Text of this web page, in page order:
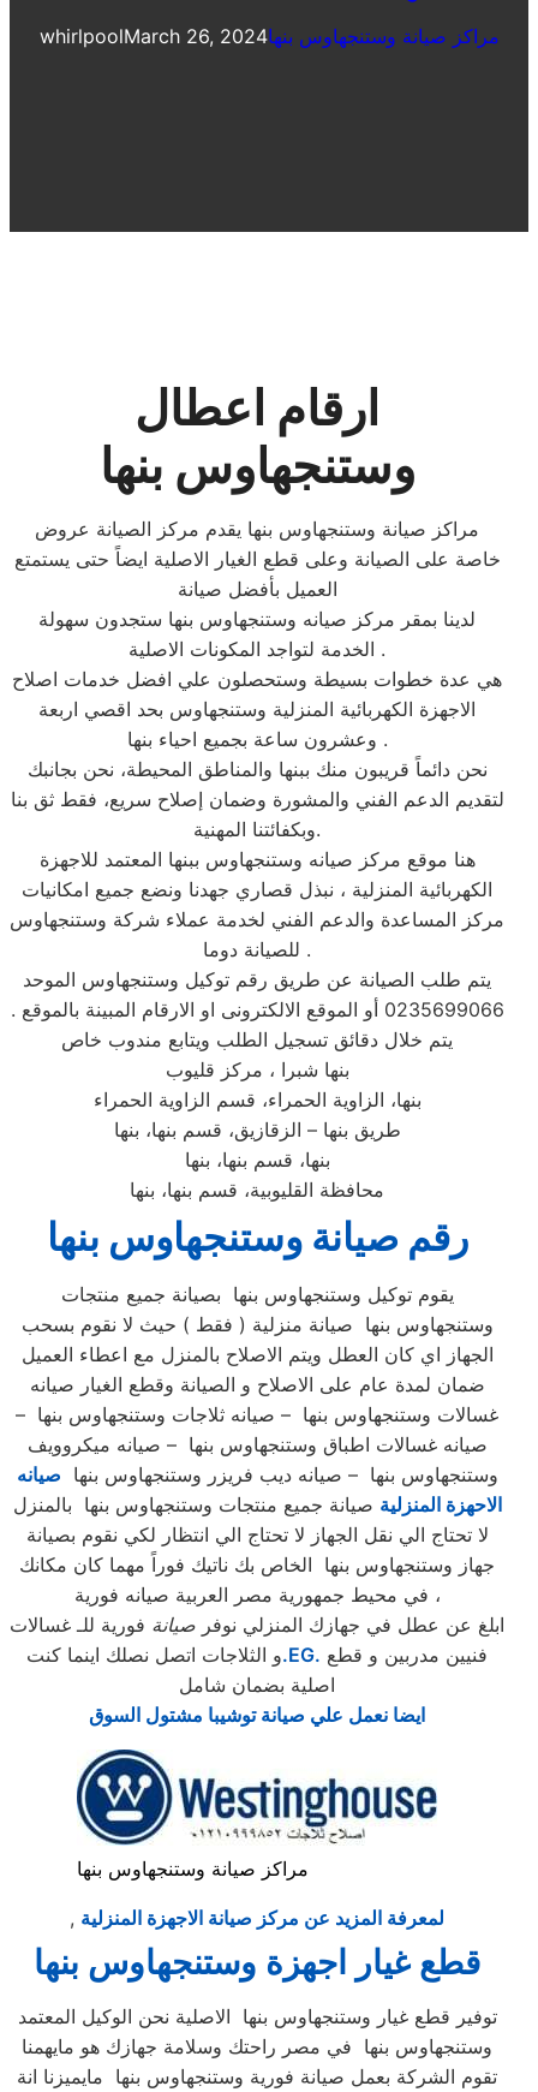
whirlpoolMarch 26, 2024مراكز صيانة وستنجهاوس بنها
ارقام اعطال
وستنجهاوس بنها
مراكز صيانة وستنجهاوس بنها يقدم مركز الصيانة عروض
خاصة على الصيانة وعلى قطع الغيار الاصلية ايضاً حتى يستمتع
العميل بأفضل صيانة
لدينا بمقر مركز صيانه وستنجهاوس بنها ستجدون سهولة
الخدمة لتواجد المكونات الاصلية .
هي عدة خطوات بسيطة وستحصلون علي افضل خدمات اصلاح
الاجهزة الكهربائية المنزلية وستنجهاوس بحد اقصي اربعة
وعشرون ساعة بجميع احياء بنها .
نحن دائماً قريبون منك ببنها والمناطق المحيطة، نحن بجانبك
لتقديم الدعم الفني والمشورة وضمان إصلاح سريع، فقط ثق بنا
وبكفائتنا المهنية.
هنا موقع مركز صيانه وستنجهاوس ببنها المعتمد للاجهزة
الكهربائية المنزلية ، نبذل قصاري جهدنا ونضع جميع امكانيات
مركز المساعدة والدعم الفني لخدمة عملاء شركة وستنجهاوس
للصيانة دوما .
يتم طلب الصيانة عن طريق رقم توكيل وستنجهاوس الموحد
0235699066 أو الموقع الالكترونى او الارقام المبينة بالموقع .
يتم خلال دقائق تسجيل الطلب ويتابع مندوب خاص
بنها شبرا ، مركز قليوب
بنها، الزاوية الحمراء، قسم الزاوية الحمراء
طريق بنها – الزقازيق، قسم بنها، بنها
بنها، قسم بنها، بنها
محافظة القليوبية، قسم بنها، بنها
رقم صيانة وستنجهاوس بنها
يقوم توكيل وستنجهاوس بنها بصيانة جميع منتجات
وستنجهاوس بنها صيانة منزلية ( فقط ) حيث لا نقوم بسحب
الجهاز اي كان العطل ويتم الاصلاح بالمنزل مع اعطاء العميل
ضمان لمدة عام على الاصلاح و الصيانة وقطع الغيار صيانه
غسالات وستنجهاوس بنها – صيانه ثلاجات وستنجهاوس بنها –
صيانه غسالات اطباق وستنجهاوس بنها – صيانه ميكروويف
وستنجهاوس بنها – صيانه ديب فريزر وستنجهاوس بنها صيانه
الاحهزة المنزلية صيانة جميع منتجات وستنجهاوس بنها بالمنزل
لا تحتاج الي نقل الجهاز لا تحتاج الي انتظار لكي نقوم بصيانة
جهاز وستنجهاوس بنها الخاص بك ناتيك فوراً مهما كان مكانك
في محيط جمهورية مصر العربية صيانه فورية ،
ابلغ عن عطل في جهازك المنزلي نوفر صيانة فورية للـ غسالات
و الثلاجات اتصل نصلك اينما كنت.EG.
اصلية بضمان شامل
ايضا نعمل علي صيانة توشيبا مشتول السوق
مراكز صيانة وستنجهاوس بنها
, لمعرفة المزيد عن مركز صيانة الاجهزة المنزلية
قطع غيار اجهزة وستنجهاوس بنها
توفير قطع غيار وستنجهاوس بنها الاصلية نحن الوكيل المعتمد
وستنجهاوس بنها في مصر راحتك وسلامة جهازك هو مايهمنا
تقوم الشركة بعمل صيانة فورية وستنجهاوس بنها مايميزنا انة